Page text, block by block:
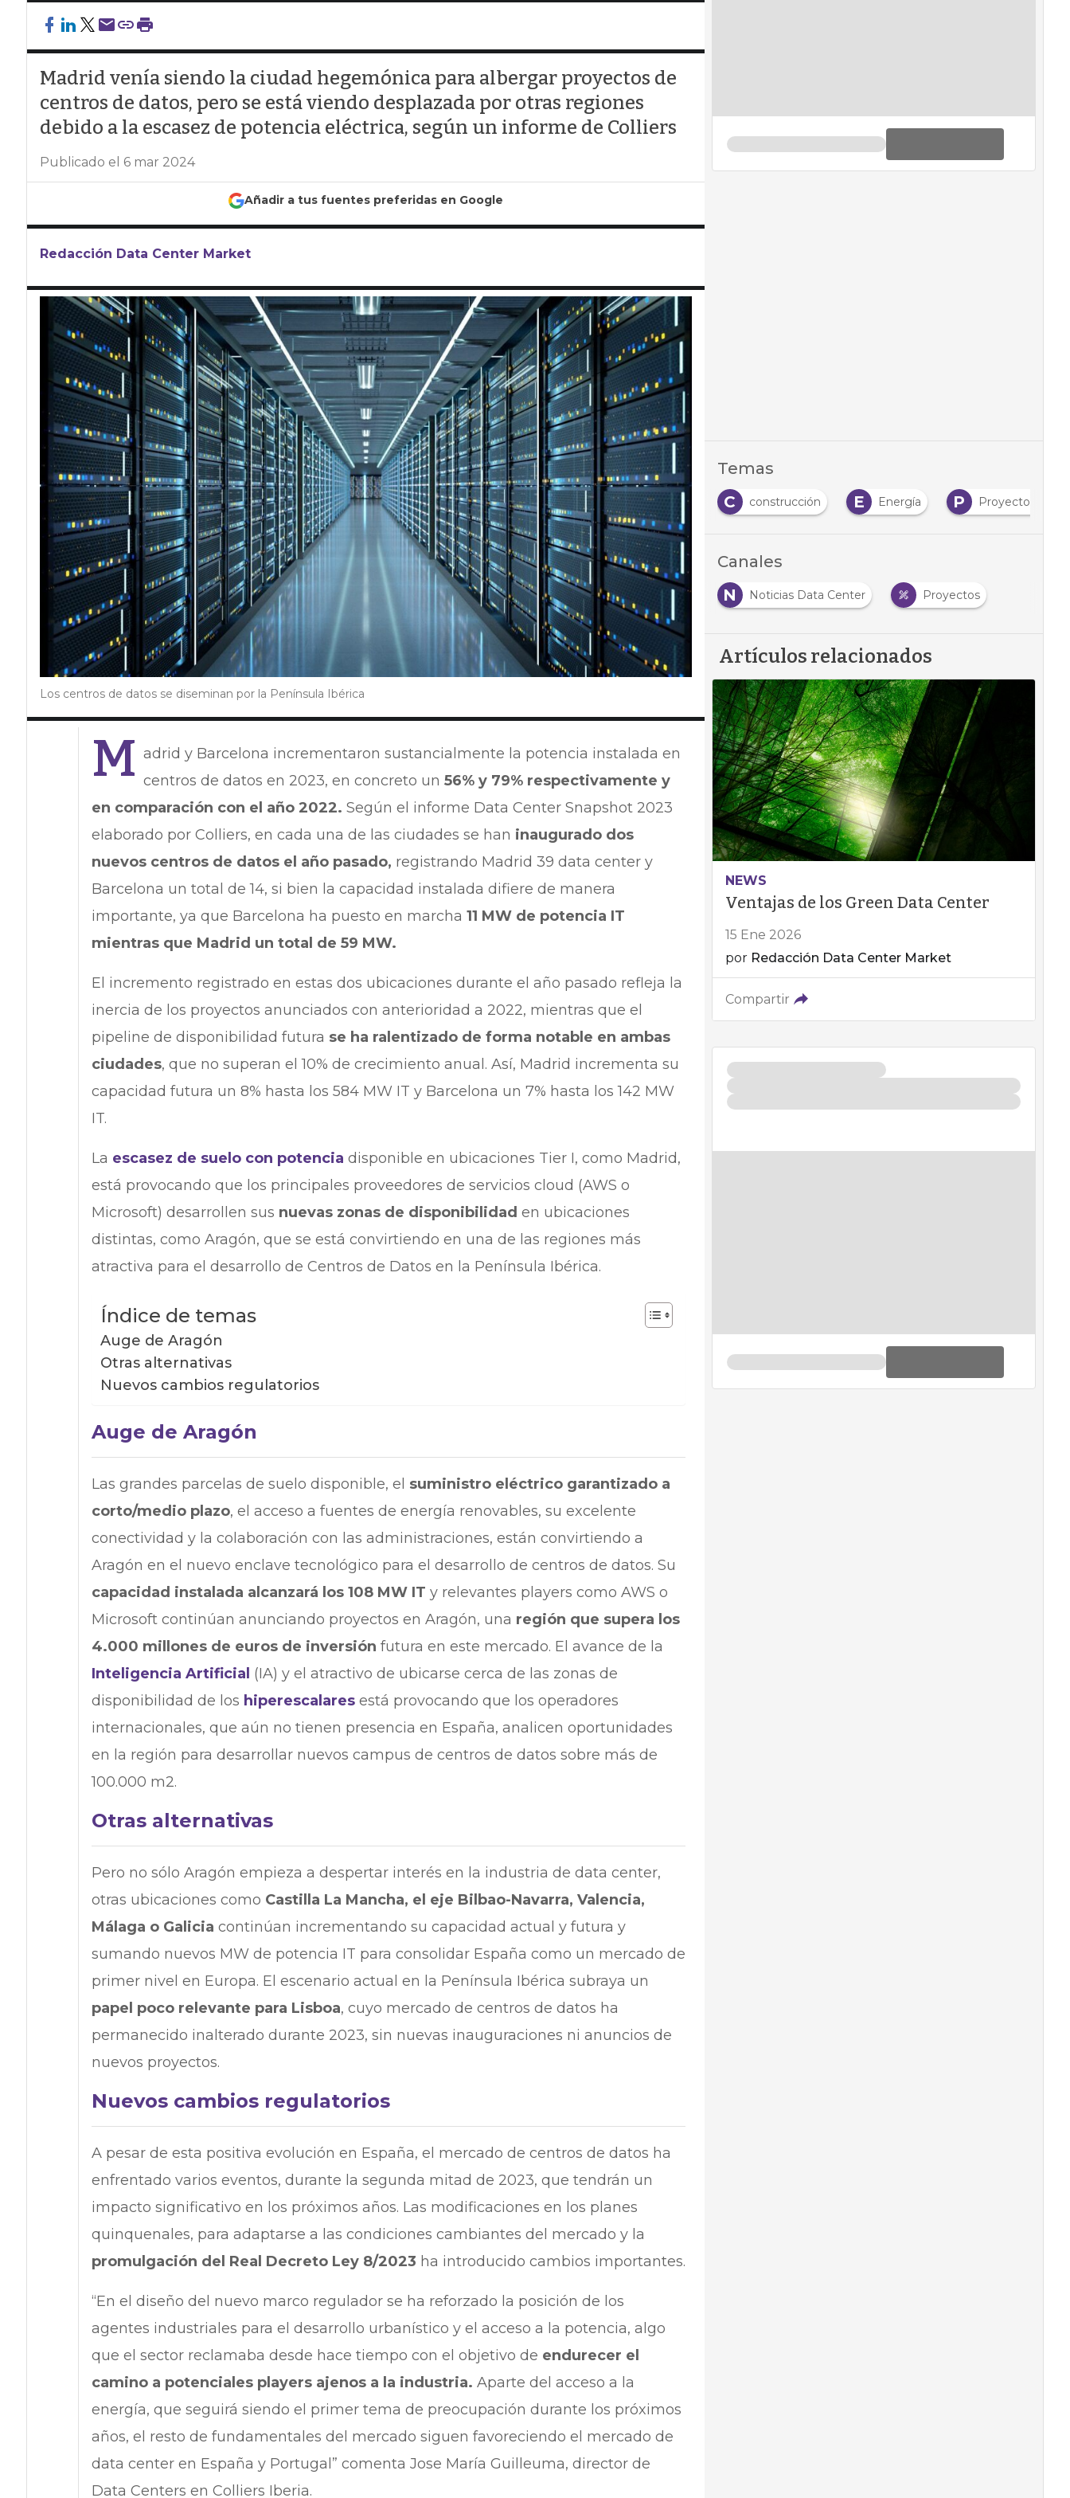
Madrid venía siendo la ciudad hegemónica para albergar proyectos de
centros de datos, pero se está viendo desplazada por otras regiones
debido a la escasez de potencia eléctrica, según un informe de Colliers
Publicado el 6 mar 2024
Añadir a tus fuentes preferidas en Google
Redacción Data Center Market
Los centros de datos se diseminan por la Península Ibérica
M adrid y Barcelona incrementaron sustancialmente la potencia instalada en
centros de datos en 2023, en concreto un 56% y 79% respectivamente y
en comparación con el año 2022. Según el informe Data Center Snapshot 2023
elaborado por Colliers, en cada una de las ciudades se han inaugurado dos
nuevos centros de datos el año pasado, registrando Madrid 39 data center y
Barcelona un total de 14, si bien la capacidad instalada difiere de manera
importante, ya que Barcelona ha puesto en marcha 11 MW de potencia IT
mientras que Madrid un total de 59 MW.
El incremento registrado en estas dos ubicaciones durante el año pasado refleja la
inercia de los proyectos anunciados con anterioridad a 2022, mientras que el
pipeline de disponibilidad futura se ha ralentizado de forma notable en ambas
ciudades, que no superan el 10% de crecimiento anual. Así, Madrid incrementa su
capacidad futura un 8% hasta los 584 MW IT y Barcelona un 7% hasta los 142 MW
IT.
La escasez de suelo con potencia disponible en ubicaciones Tier I, como Madrid,
está provocando que los principales proveedores de servicios cloud (AWS o
Microsoft) desarrollen sus nuevas zonas de disponibilidad en ubicaciones
distintas, como Aragón, que se está convirtiendo en una de las regiones más
atractiva para el desarrollo de Centros de Datos en la Península Ibérica.
Índice de temas
Auge de Aragón
Otras alternativas
Nuevos cambios regulatorios
Auge de Aragón
Las grandes parcelas de suelo disponible, el suministro eléctrico garantizado a
corto/medio plazo, el acceso a fuentes de energía renovables, su excelente
conectividad y la colaboración con las administraciones, están convirtiendo a
Aragón en el nuevo enclave tecnológico para el desarrollo de centros de datos. Su
capacidad instalada alcanzará los 108 MW IT y relevantes players como AWS o
Microsoft continúan anunciando proyectos en Aragón, una región que supera los
4.000 millones de euros de inversión futura en este mercado. El avance de la
Inteligencia Artificial (IA) y el atractivo de ubicarse cerca de las zonas de
disponibilidad de los hiperescalares está provocando que los operadores
internacionales, que aún no tienen presencia en España, analicen oportunidades
en la región para desarrollar nuevos campus de centros de datos sobre más de
100.000 m2.
Otras alternativas
Pero no sólo Aragón empieza a despertar interés en la industria de data center,
otras ubicaciones como Castilla La Mancha, el eje Bilbao-Navarra, Valencia,
Málaga o Galicia continúan incrementando su capacidad actual y futura y
sumando nuevos MW de potencia IT para consolidar España como un mercado de
primer nivel en Europa. El escenario actual en la Península Ibérica subraya un
papel poco relevante para Lisboa, cuyo mercado de centros de datos ha
permanecido inalterado durante 2023, sin nuevas inauguraciones ni anuncios de
nuevos proyectos.
Nuevos cambios regulatorios
A pesar de esta positiva evolución en España, el mercado de centros de datos ha
enfrentado varios eventos, durante la segunda mitad de 2023, que tendrán un
impacto significativo en los próximos años. Las modificaciones en los planes
quinquenales, para adaptarse a las condiciones cambiantes del mercado y la
promulgación del Real Decreto Ley 8/2023 ha introducido cambios importantes.
“En el diseño del nuevo marco regulador se ha reforzado la posición de los
agentes industriales para el desarrollo urbanístico y el acceso a la potencia, algo
que el sector reclamaba desde hace tiempo con el objetivo de endurecer el
camino a potenciales players ajenos a la industria. Aparte del acceso a la
energía, que seguirá siendo el primer tema de preocupación durante los próximos
años, el resto de fundamentales del mercado siguen favoreciendo el mercado de
data center en España y Portugal” comenta Jose María Guilleuma, director de
Data Centers en Colliers Iberia.
Temas
C
Centros de datos C construcción E Energía P Proyectos
Canales
N
Noticias Data Center Proyectos
Artículos relacionados
NEWS
Ventajas de los Green Data Center
15 Ene 2026
por Redacción Data Center Market
Compartir